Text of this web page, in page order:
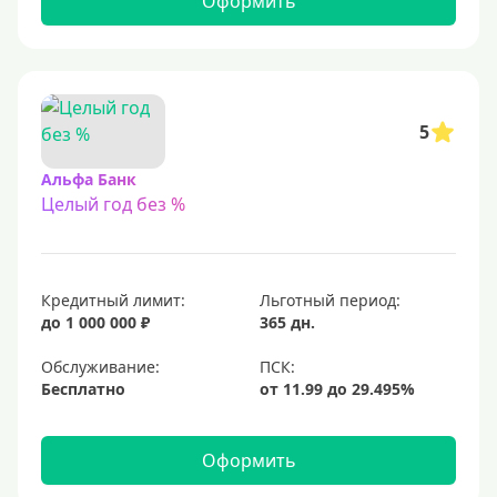
С 23 лет
Льготный период (без процентов)
С льготным периодом
50 дней
55 дней
На 90 дней
100 дней
110 дней
5
Альфа Банк
Целый год без %
Кредитный лимит:
до 1 000 000 ₽
Льготный период:
365 дн.
Обслуживание:
Бесплатно
Оформить